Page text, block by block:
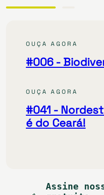
OUÇA AGORA
#006-
OUÇA AGORA
#041 -
é do Ceará!
Assine